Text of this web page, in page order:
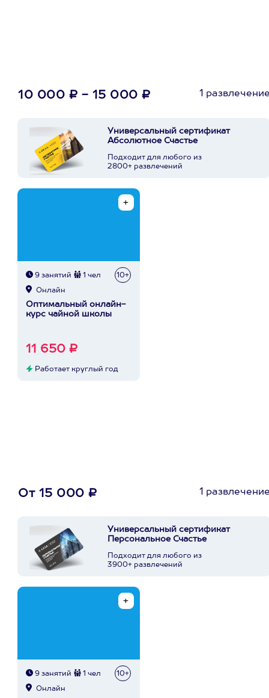
10 000 ₽ - 15 000 ₽ 1
Универсальный сертификат
Абсолютное Счастье
Подходит для любого из
2800+ развлечений
9 занятий 1 чел 10+
Онлайн
Оптимальный онлайн-
курс чайной школы
11 650 ₽
Работает круглый год
От 15 000 ₽ 1
Универсальный сертификат
Персональное Счастье
Подходит для любого из
3900+ развлечений
9 занятий 1 чел 10+
Онлайн